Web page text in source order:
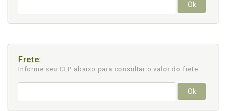
Ok
Frete:
Informe seu CEP abaixo para consultar o valor do frete.
Ok